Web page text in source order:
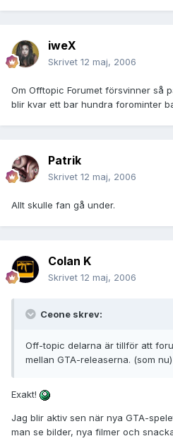
iweX
Skrivet 12 maj, 2006
Om Offtopic Forumet försvinner så
blir kvar ett bar hundra forominter
Patrik
Skrivet 12 maj, 2006
Allt skulle fan gå under.
Colan K
Skrivet 12 maj, 2006
Ceone skrev:
Off-topic delarna är tillför att
mellan GTA-releaserna. (som nu)
Exakt!
Jag blir aktiv sen när nya GTA-
man se bilder, nya filmer och